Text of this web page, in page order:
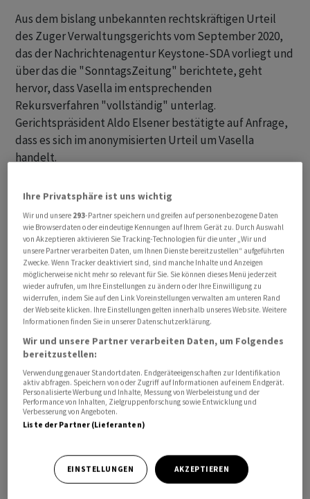
Aus dem bislang unbekannten rechtskräftigen Urteil
des Zuger Verwaltungsgerichts vom September 2020,
das der Nachrichtenagentur Keystone-SDA vorliegt und
über das die "SonntagsZeitung" berichtete, geht
hervor, dass Vasella im entsprechenden
Rekursverfahren "vollständig" unterlag.
Gerichtspräsident Aldo Elsener bestätigte auf Anfrage,
dass es sich im anonymisierten Urteil um Vasella
handelt.
Daniel Vasella musste demnach die gesamten Kosten
des Verfahrens tragen, die "aufgrund des
ausserordentlich hohen Zeit- und Arbeitsaufwands, der
Wichtigkeit und Schwierigkeit" auf 25'000 Franken
festgelegt wurden. Wie hoch der umstrittene
Steuerbetrag ist, geht aus dem Urteil nicht hervor. Das
Gericht bezeichnet ihn jedoch als "äussert hoch".
Anfang 2013 hatte sich Ex-Novartis Chef Vasella bei der
Einwohnergemeinde Risch abgemeldet. Seit 1998
Steuerverwaltung gab er an, ab März nach Monaco
umgezogen zu sein. Dort mietete er laut dem Urteil
eine 5-Zimmer-Wohnung. Auf Anfang 2016 meldet er sich
wieder an seiner alten Wohnadresse im zugerischen
Ihre Privatsphäre ist uns wichtig
Wir und unsere 293-Partner speichern und greifen auf personenbezogene Daten
wie Browserdaten oder eindeutige Kennungen auf Ihrem Gerät zu. Durch Auswahl
von Akzeptieren aktivieren Sie Tracking-Technologien für die unter „Wir und
unsere Partner verarbeiten Daten, um Ihnen Dienste bereitzustellen“ aufgeführten
Zwecke. Wenn Tracker deaktiviert sind, sind manche Inhalte und Anzeigen
möglicherweise nicht mehr so relevant für Sie. Sie können dieses Menü jederzeit
wieder aufrufen, um Ihre Einstellungen zu ändern oder Ihre Einwilligung zu
widerrufen, indem Sie auf den Link Voreinstellungen verwalten am unteren Rand
der Webseite klicken. Ihre Einstellungen gelten innerhalb unseres Website. Weitere
Informationen finden Sie in unserer Datenschutzerklärung.
Wir und unsere Partner verarbeiten Daten, um Folgendes
bereitzustellen:
Verwendung genauer Standortdaten. Endgeräteeigenschaften zur Identifikation
aktiv abfragen. Speichern von oder Zugriff auf Informationen auf einem Endgerät.
Personalisierte Werbung und Inhalte, Messung von Werbeleistung und der
Performance von Inhalten, Zielgruppenforschung sowie Entwicklung und
Verbesserung von Angeboten.
Liste der Partner (Lieferanten)
EINSTELLUNGEN AKZEPTIEREN